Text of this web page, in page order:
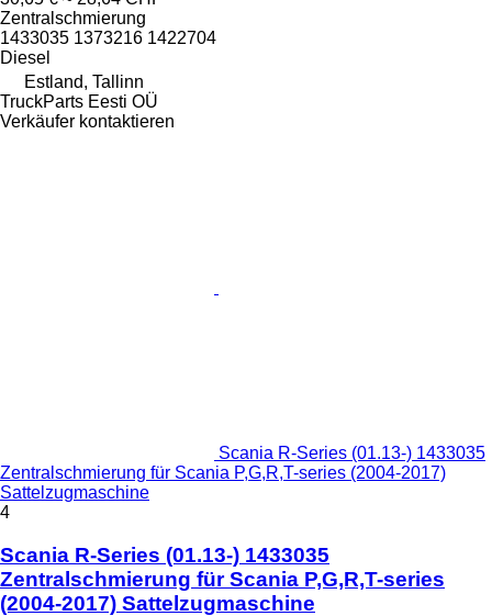
Zentralschmierung
1433035 1373216 1422704
Diesel
Estland, Tallinn
TruckParts Eesti OÜ
Verkäufer kontaktieren
Scania R-Series (01.13-) 1433035
Zentralschmierung für Scania P,G,R,T-series (2004-2017)
Sattelzugmaschine
4
Scania R-Series (01.13-) 1433035
Zentralschmierung für Scania P,G,R,T-series
(2004-2017) Sattelzugmaschine